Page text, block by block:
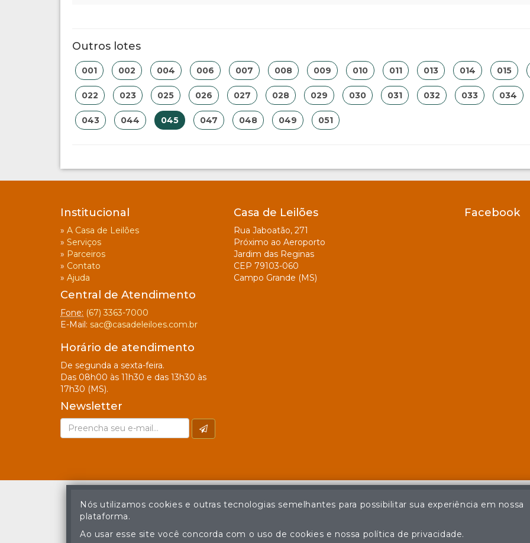
Outros lotes
001 002 004 006 007 008 009 010 011 013 014 015
022 023 025 026 027 028 029 030 031 032 033 034
043 044 045 047 048 049 051
Institucional
» A Casa de Leilões
» Serviços
» Parceiros
» Contato
» Ajuda
Central de Atendimento
Fone: (67) 3363-7000
E-Mail: sac@casadeleiloes.com.br
Horário de atendimento
De segunda a sexta-feira.
Das 08h00 às 11h30 e das 13h30 às
17h30 (MS).
Newsletter
Casa de Leilões
Rua Jaboatão, 271
Próximo ao Aeroporto
Jardim das Reginas
CEP 79103-060
Campo Grande (MS)
Facebook
A cópia ou reprodução não autorizada do conteúdo deste site poderá acarretar em
Nós utilizamos cookies e outras tecnologias semelhantes para possibilitar sua experiência em nossa
plataforma.
Ao usar esse site você concorda com o uso de cookies e nossa política de privacidade.